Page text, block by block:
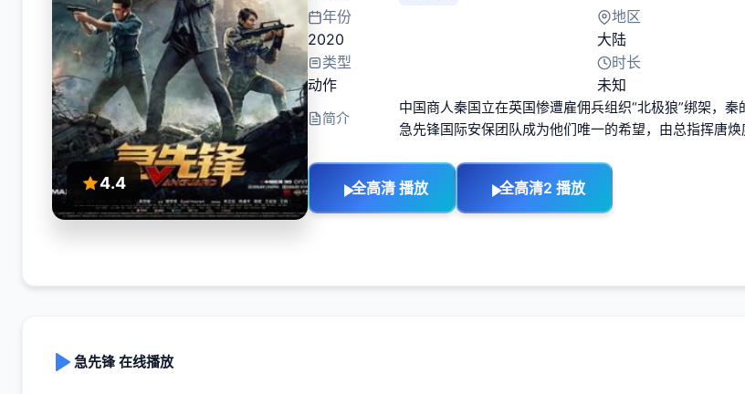
4.4
年份
2020
地区
大陆
类型
动作
时长
未知
简介
中国商人秦国立在英国惨遭雇佣兵组织“北极狼”绑架，
急先锋国际安保团队成为他们唯一的希望，由总指挥唐
全高清 播放 全高清2 播放
急先锋 在线播放